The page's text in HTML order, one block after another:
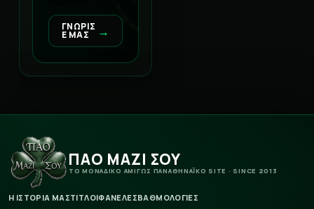
ΓΝΩΡΙΣ
Ε ΜΑΣ →
ΠΑΟ ΜΑΖΙ ΣΟΥ
ΤΟ ΜΟΝΑΔΙΚΟ ΑΜΙΓΩΣ ΠΑΝΑΘΗΝΑΪΚΟ SITE · SINCE 2013
Η ΙΣΤΟΡΙΑ ΜΑΣΤΙΤΛΟΙΦΑΝΕΛΕΣΒΑΘΜΟΛΟΓΙΕΣ